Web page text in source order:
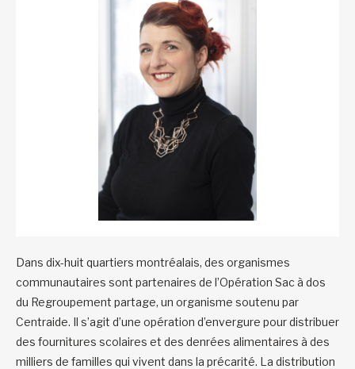
Dans dix-huit quartiers montréalais, des organismes
communautaires sont partenaires de l’Opération Sac à dos
du Regroupement partage, un organisme soutenu par
Centraide. Il s’agit d’une opération d’envergure pour distribuer
des fournitures scolaires et des denrées alimentaires à des
milliers de familles qui vivent dans la précarité. La distribution